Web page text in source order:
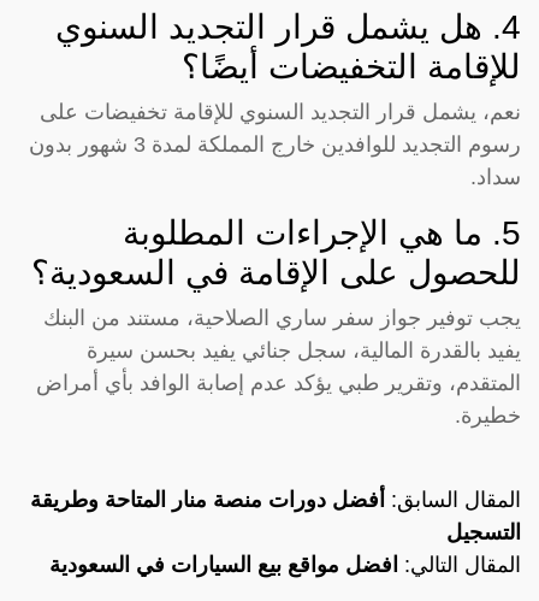
4. هل يشمل قرار التجديد السنوي
للإقامة التخفيضات أيضًا؟
نعم، يشمل قرار التجديد السنوي للإقامة تخفيضات على
رسوم التجديد للوافدين خارج المملكة لمدة 3 شهور بدون
سداد.
5. ما هي الإجراءات المطلوبة
للحصول على الإقامة في السعودية؟
يجب توفير جواز سفر ساري الصلاحية، مستند من البنك
يفيد بالقدرة المالية، سجل جنائي يفيد بحسن سيرة
المتقدم، وتقرير طبي يؤكد عدم إصابة الوافد بأي أمراض
خطيرة.
المقال السابق: أفضل دورات منصة منار المتاحة وطريقة
التسجيل
المقال التالي: افضل مواقع بيع السيارات في السعودية